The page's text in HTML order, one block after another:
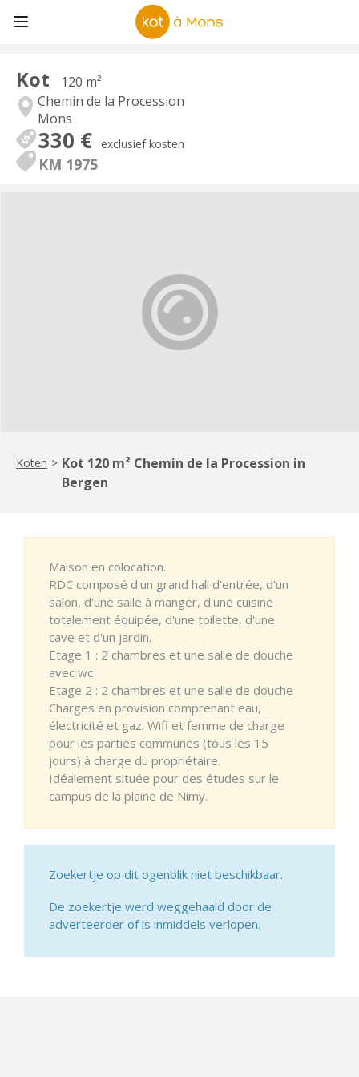
Kot
120 m²
Chemin de la Procession
Mons
330 € exclusief kosten
KM 1975
Koten > Kot 120 m² Chemin de la Procession in
Bergen
Maison en colocation.
RDC composé d'un grand hall d'entrée, d'un
salon, d'une salle à manger, d'une cuisine
totalement équipée, d'une toilette, d'une
cave et d'un jardin.
Etage 1 : 2 chambres et une salle de douche
avec wc
Etage 2 : 2 chambres et une salle de douche
Charges en provision comprenant eau,
électricité et gaz. Wifi et femme de charge
pour les parties communes (tous les 15
jours) à charge du propriétaire.
Idéalement située pour des études sur le
campus de la plaine de Nimy.
Zoekertje op dit ogenblik niet beschikbaar.
De zoekertje werd weggehaald door de
adverteerder of is inmiddels verlopen.